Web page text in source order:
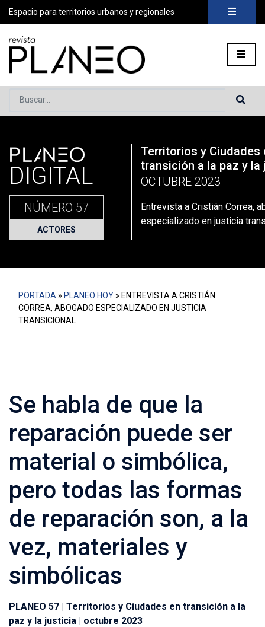
Espacio para territorios urbanos y regionales
Buscar...
Portada» Planeo Hoy Entrevista a Cristián Correa,
PLANEO
DIGITAL
NÚMERO 57
ACTORES
Territorios y Ciudades
transición a la paz y la
OCTUBRE 2023
Entrevista a Cristián Correa,
especializado en justicia
PORTADA » PLANEO HOY » ENTREVISTA A CRISTIÁN
CORREA, ABOGADO ESPECIALIZADO EN JUSTICIA
TRANSICIONAL
Se habla de que la
reparación puede ser
material o simbólica,
pero todas las formas
de reparación son, a la
vez, materiales y
simbólicas
PLANEO 57 | Territorios y Ciudades en transición a la
paz y la justicia | octubre 2023